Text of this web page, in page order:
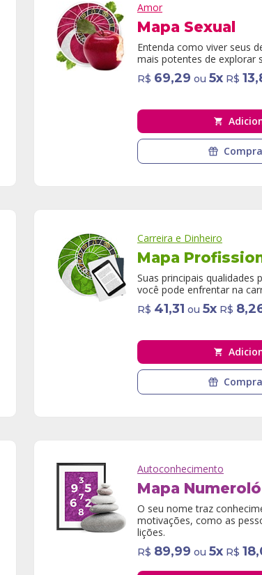
Amor
Mapa Sexual
Entenda como viver seus
mais potentes de explorar
R$ 69,29 ou 5x R$
Carreira e Dinheiro
Mapa
Suas principais qualidades
você pode enfrentar na
R$ 41,31 ou 5x R$
Autoconhecimento
Mapa
O seu nome traz
motivações, como as
lições.
R$ 89,99 ou 5x R$